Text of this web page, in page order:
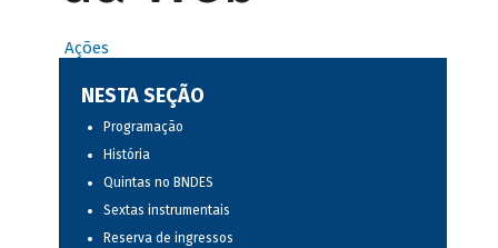
Ações
NESTA SEÇÃO
Programação
História
Quintas no BNDES
Sextas instrumentais
Reserva de ingressos